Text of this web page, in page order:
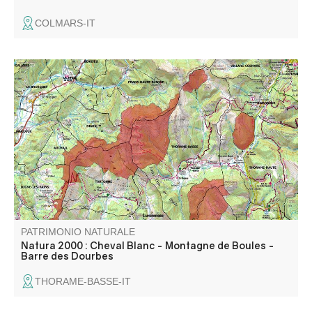
COLMARS-IT
Constitué de 4 entités, ce massif s’élève entre les vallées
de La Bléone et du Verdon.
PATRIMONIO NATURALE
Natura 2000 : Cheval Blanc - Montagne de Boules -
Barre des Dourbes
THORAME-BASSE-IT